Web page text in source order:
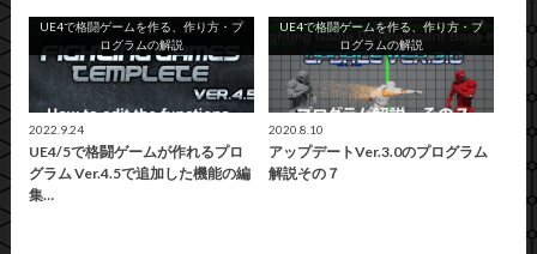
UE4で格闘ゲームを作る、作り方・プ
ログラムの解説
2022.9.24
UE4/5で格闘ゲームが作れるプロ
グラム Ver.4.5で追加した機能の編
集…
UE4で格闘ゲームを作る、作り方・プ
ログラムの解説
2020.8.10
アップデートVer.3.0のプログラム
解説その７